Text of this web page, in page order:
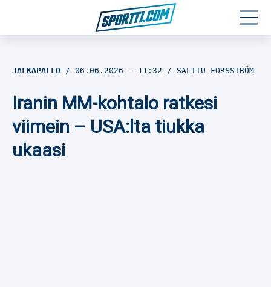
Jalkapallo
Yleisurheilu
JALKAPALLO 06.06.2026 - 11:32 SALTTU FORSSTRÖM
Iranin MM-kohtalo ratkesi
viimein – USA:lta tiukka
ukaasi